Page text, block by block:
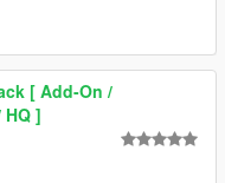
[ Add-On /
]